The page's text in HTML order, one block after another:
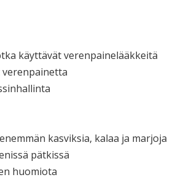
käyttävät verenpainelääkkeitä
verenpainetta
kasviksia, kalaa ja marjoja
pätkissä
huomiota